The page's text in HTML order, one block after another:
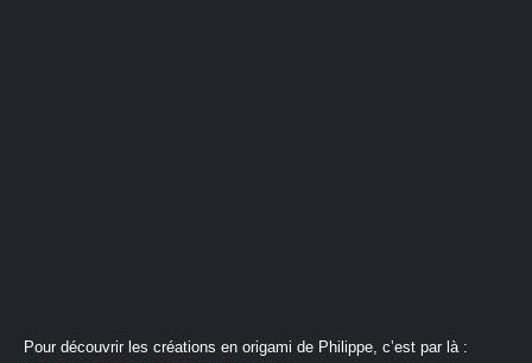
Pour découvrir les créations en origami de Philippe, c’est par là :